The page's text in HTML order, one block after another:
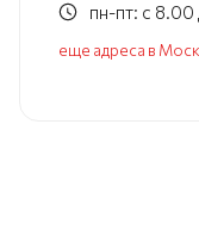
пн-пт: с
еще адреса в